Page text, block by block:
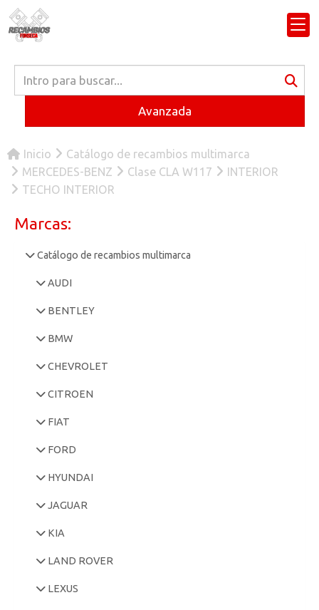
Avanzada
Inicio
Catálogo de recambios multimarca
MERCEDES-BENZ
Clase CLA W117
INTERIOR
TECHO INTERIOR
Marcas:
Catálogo de recambios multimarca
AUDI
BENTLEY
BMW
CHEVROLET
CITROEN
FIAT
FORD
HYUNDAI
JAGUAR
KIA
LAND ROVER
LEXUS